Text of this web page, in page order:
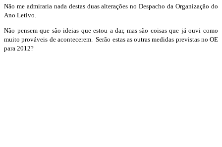
Não me admiraria nada destas duas alterações no Despacho da Organização do
Ano Letivo.
Não pensem que são ideias que estou a dar, mas são coisas que já ouvi como
muito prováveis de acontecerem. Serão estas as outras medidas previstas no OE
para 2012?